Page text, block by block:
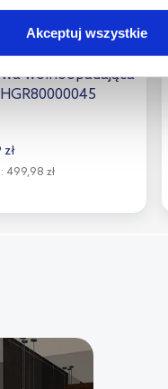
Akceptuj wszystkie
24h!
Beno deska
wolnoopadająca
zł
499,98 zł